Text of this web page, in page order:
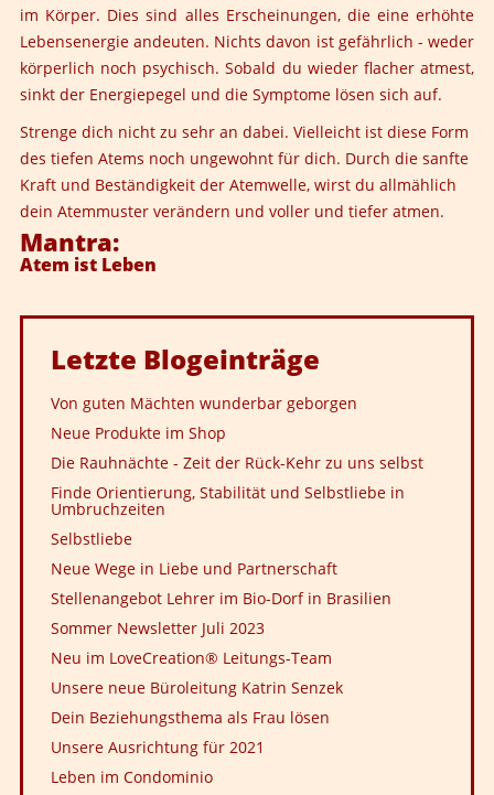
im Körper. Dies sind alles Erscheinungen, die eine erhöhte
Lebensenergie andeuten. Nichts davon ist gefährlich - weder
körperlich noch psychisch. Sobald du wieder flacher atmest,
sinkt der Energiepegel und die Symptome lösen sich auf.
Strenge dich nicht zu sehr an dabei. Vielleicht ist diese Form
des tiefen Atems noch ungewohnt für dich. Durch die sanfte
Kraft und Beständigkeit der Atemwelle, wirst du allmählich
dein Atemmuster verändern und voller und tiefer atmen.
Mantra:
Atem ist Leben
Letzte Blogeinträge
Von guten Mächten wunderbar geborgen
Neue Produkte im Shop
Die Rauhnächte - Zeit der Rück-Kehr zu uns selbst
Finde Orientierung, Stabilität und Selbstliebe in
Umbruchzeiten
Selbstliebe
Neue Wege in Liebe und Partnerschaft
Stellenangebot Lehrer im Bio-Dorf in Brasilien
Sommer Newsletter Juli 2023
Neu im LoveCreation® Leitungs-Team
Unsere neue Büroleitung Katrin Senzek
Dein Beziehungsthema als Frau lösen
Unsere Ausrichtung für 2021
Leben im Condominio